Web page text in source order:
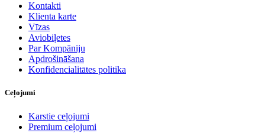
Kontakti
Klienta karte
Vīzas
Aviobiļetes
Par Kompāniju
Apdrošināšana
Konfidencialitātes politika
Ceļojumi
Karstie ceļojumi
Premium ceļojumi